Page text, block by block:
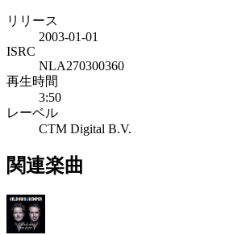
リリース
2003-01-01
ISRC
NLA270300360
再生時間
3:50
レーベル
CTM Digital B.V.
関連楽曲